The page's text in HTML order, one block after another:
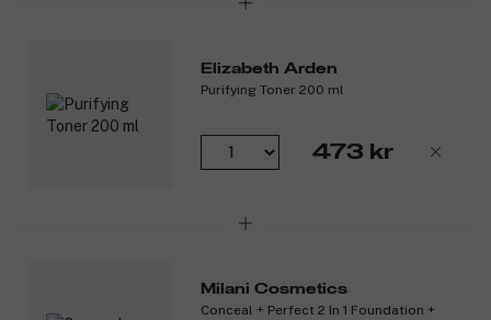
Elizabeth Arden
Purifying Toner 200 ml
473 kr
Milani Cosmetics
Conceal + Perfect 2 In 1 Foundation +